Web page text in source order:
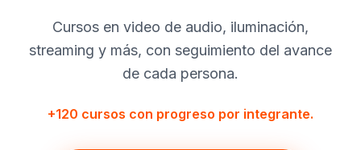
Cursos en video de audio, iluminación,
streaming y más, con seguimiento del avance
de cada persona.
+120 cursos con progreso por integrante.